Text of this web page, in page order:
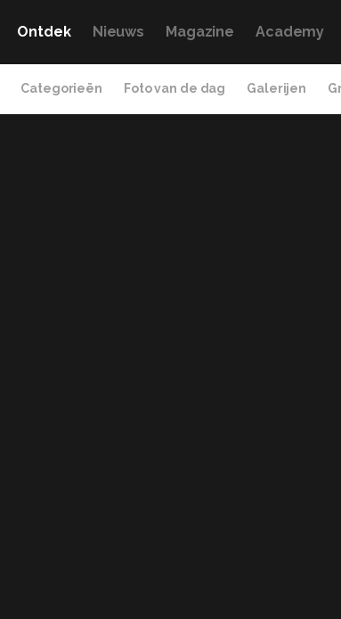
Ontdek Nieuws Magazine Academy
Categorieën Foto van de dag Galerijen